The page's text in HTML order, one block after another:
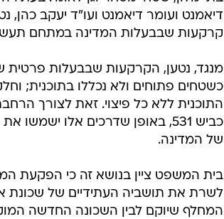
דיאמנט ועומר דיאמנט ועו"ד יעקב כהן,
קרקעות שבבעלות המדינה במתחם תעש,
מנגד, נטען, הקרקעות שבבעלות פרטית
התוכנית ללא כל פיצוי. זאת לצורך
כביש 531, באופן שדרכים אלו
של המדינה.
בית המשפט ציין בנושא זה כי הפקעת
לשרת את תושביה העתידיים של שכונת
המחלף שיוקם לבין השכונה החדשה